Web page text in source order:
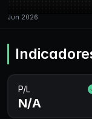
P/L
N/A